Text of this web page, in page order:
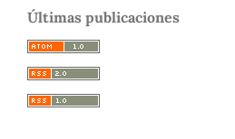
Últimas publicaciones